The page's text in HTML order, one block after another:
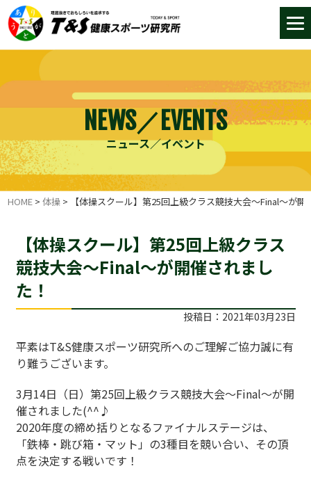
NEWS／EVENTS
ニュース／イベント
HOME >体操 > 【体操スクール】第25回上級クラス競技大会～Final～が
【体操スクール】第25回上級クラス
競技大会～Final～が開催されまし
た！
投稿日：2021年03月23日
平素はT&S健康スポーツ研究所へのご理解ご協力誠に有
り難うございます。
3月14日（日）第25回上級クラス競技大会～Final～が開
催されました(^^♪
2020年度の締め括りとなるファイナルステージは、
「鉄棒・跳び箱・マット」の3種目を競い合い、その頂
点を決定する戦いです！